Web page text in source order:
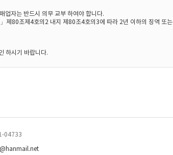
업자는 반드시 의무 교부 하여야 합니다.
제80조제4호의2 내지 제80조4호의3에 따라 2년 이하의 징역 또는
하시기 바랍니다.
04733